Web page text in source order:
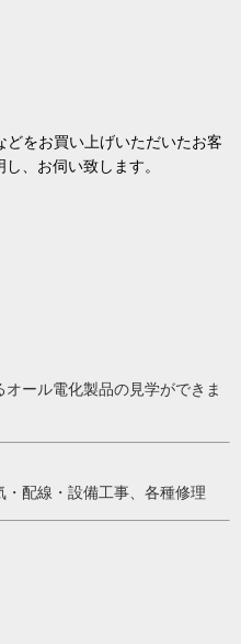
どをお買い上げいただいたお客
、お伺い致します。
ール電化製品の見学ができま
配線・設備工事、各種修理